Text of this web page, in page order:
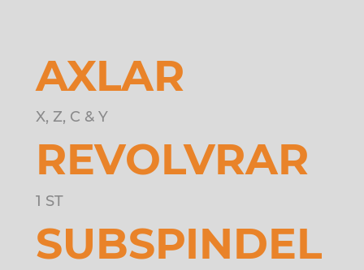
AXLAR
X, Z, C & Y
REVOLVRAR
1 ST
SUBSPINDEL